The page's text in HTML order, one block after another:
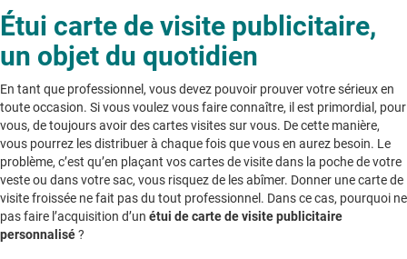
Étui carte de visite publicitaire,
un objet du quotidien
En tant que professionnel, vous devez pouvoir prouver votre sérieux en
toute occasion. Si vous voulez vous faire connaître, il est primordial, pour
vous, de toujours avoir des cartes visites sur vous. De cette manière,
vous pourrez les distribuer à chaque fois que vous en aurez besoin. Le
problème, c’est qu’en plaçant vos cartes de visite dans la poche de votre
veste ou dans votre sac, vous risquez de les abîmer. Donner une carte de
visite froissée ne fait pas du tout professionnel. Dans ce cas, pourquoi ne
pas faire l’acquisition d’un étui de carte de visite publicitaire
personnalisé?